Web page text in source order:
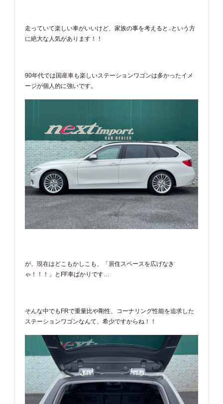
走っていて楽しい車がいいけど、家族の事を考えると..という方
に絶大な人気があります！！
90年代では国産車も楽しいステーションワゴンは多かったイメ
ージが個人的に強いです。
が、現在はどこもかしこも、「居住スペースを広げなき
ゃ！！！」とFF車ばかりです…
そんな中でもFRで重量比や剛性、コーナリング性能を追求した
ステーションワゴンなんて、希少ですからね！！